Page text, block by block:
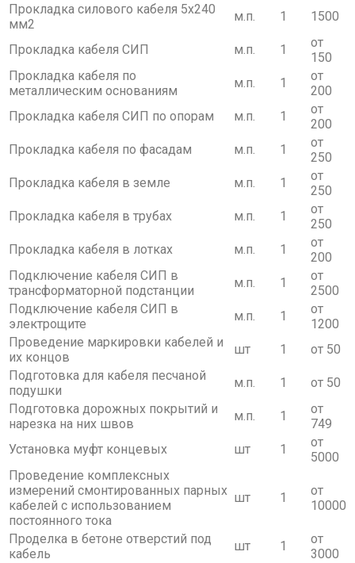
Прокладка силового кабеля 5х240
мм2
м.п. 1 1500
Прокладка кабеля СИП м.п. 1
от
150
Прокладка кабеля по
металлическим основаниям
м.п. 1
от
200
Прокладка кабеля СИП по опорам
м.п. 1
от
200
Прокладка кабеля по фасадам
м.п. 1
от
250
Прокладка кабеля в земле
м.п. 1
от
250
Прокладка кабеля в трубах
м.п. 1
от
250
Прокладка кабеля в лотках
м.п. 1
от
200
Подключение кабеля СИП в
трансформаторной подстанции
м.п. 1
от
2500
Подключение кабеля СИП в
электрощите
м.п. 1
от
1200
Проведение маркировки кабелей и
их концов
шт 1
от 50
Подготовка для кабеля песчаной
подушки
м.п. 1
от 50
Подготовка дорожных покрытий и
нарезка на них швов
м.п. 1
от
749
Установка муфт концевых
шт 1
от
5000
Проведение комплексных
измерений смонтированных парных
кабелей с использованием
постоянного тока
шт 1
от
10000
Проделка в бетоне отверстий под
кабель
шт 1
от
3000